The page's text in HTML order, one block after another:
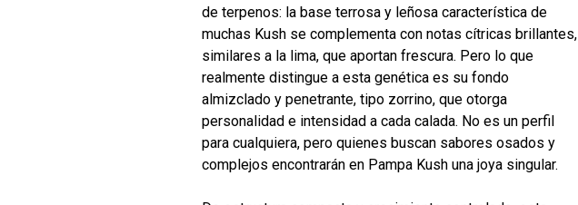
de terpenos: la base terrosa y leñosa característica de
muchas Kush se complementa con notas cítricas brillantes,
similares a la lima, que aportan frescura. Pero lo que
realmente distingue a esta genética es su fondo
almizclado y penetrante, tipo zorrino, que otorga
personalidad e intensidad a cada calada. No es un perfil
para cualquiera, pero quienes buscan sabores osados y
complejos encontrarán en Pampa Kush una joya singular.